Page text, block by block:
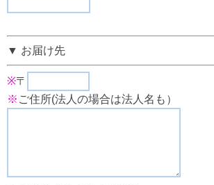
▼ お届け先
※〒
※ ご住所(法人の場合は法人名も）